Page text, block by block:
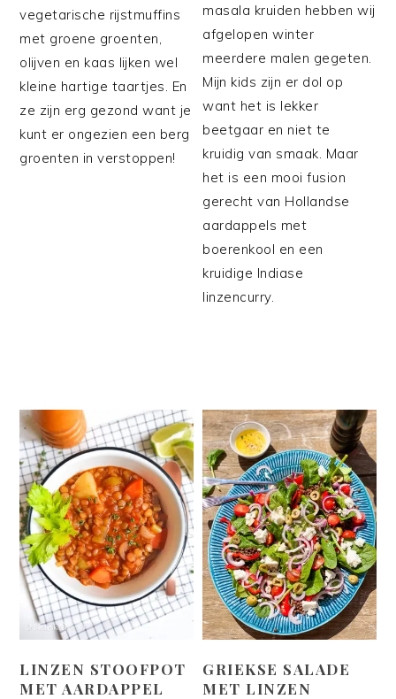
vegetarische rijstmuffins
met groene groenten,
olijven en kaas lijken wel
kleine hartige taartjes. En
ze zijn erg gezond want je
kunt er ongezien een berg
groenten in verstoppen!
masala kruiden hebben wij
afgelopen winter
meerdere malen gegeten.
Mijn kids zijn er dol op
want het is lekker
beetgaar en niet te
kruidig van smaak. Maar
het is een mooi fusion
gerecht van Hollandse
aardappels met
boerenkool en een
kruidige Indiase
linzencurry.
LINZEN STOOFPOT
MET AARDAPPEL
GRIEKSE SALADE
MET LINZEN